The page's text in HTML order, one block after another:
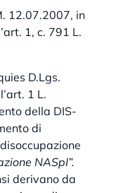
12.07.2007, in
1, c. 791 L.
D.Lgs.
1 L.
della DIS-
di
NASpI”.
derivano da